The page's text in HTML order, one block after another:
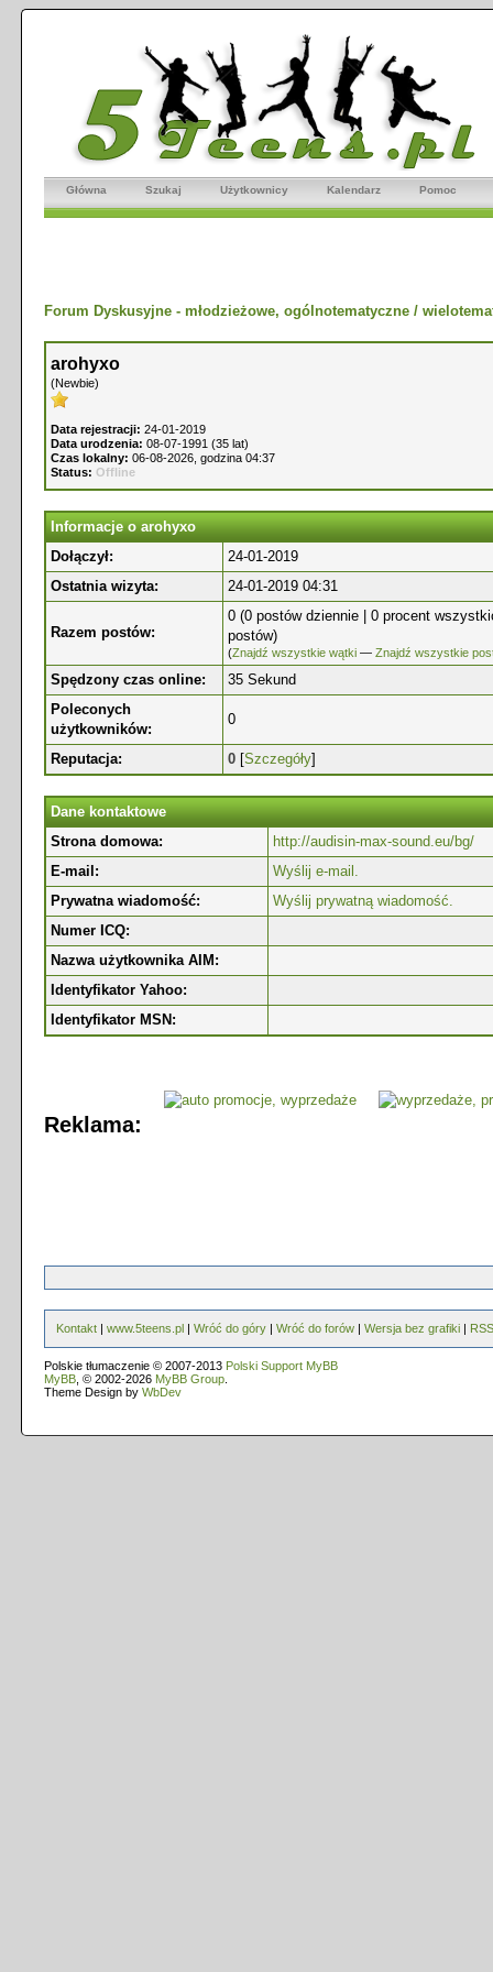
Główna Szukaj Użytkownicy Kalendarz Pomoc
Forum Dyskusyjne - młodzieżowe, ogólnotematyczne /
arohyxo
(Newbie)
Data rejestracji: 24-01-2019
Data urodzenia: 08-07-1991 (35 lat)
Czas lokalny: 06-08-2026, godzina 04:37
Status: Offline
Informacje o arohyxo
Dołączył:
24-01-2019
Ostatnia wizyta:
24-01-2019 04:31
Razem postów:
0 (0 postów dziennie | 0 procent
postów)
(Znajdź wszystkie wątki — Znajdź wszystkie
Spędzony czas online:
35 Sekund
Poleconych
użytkowników:
0
Reputacja: 0 [Szczegóły]
Dane kontaktowe
Strona domowa:
http://audisin-max-sound.eu/bg/
E-mail:
Wyślij e-mail.
Prywatna wiadomość:
Wyślij prywatną wiadomość.
Numer ICQ:
Nazwa użytkownika AIM:
Identyfikator Yahoo:
Identyfikator MSN:
Reklama:
Kontakt | www.5teens.pl | Wróć do góry | Wróć do forów | Wersja bez grafiki | RSS
Polskie tłumaczenie © 2007-2013 Polski Support MyBB
MyBB , © 2002-2026 MyBB Group
Theme Design by WbDev